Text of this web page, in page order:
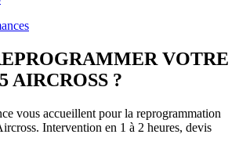
VOTRE
AIRCROSS ?
vous accueillent pour la reprogrammation
. Intervention en 1 à 2 heures, devis